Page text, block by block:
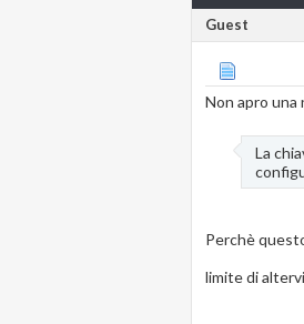
Guest
Non apro una
La
Perchè
limite di